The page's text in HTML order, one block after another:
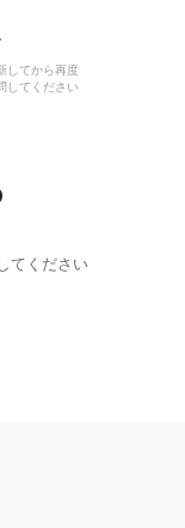
してから再度
してください
てください